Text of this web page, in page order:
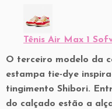
Tênis Air Max 1
O terceiro modelo da
estampa tie-dye
tingimento Shibori.
do calçado estão a